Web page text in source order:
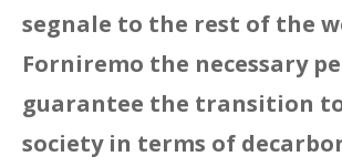
segnale to the rest of the
Forniremo the necessary
guarantee the transition
society in terms of